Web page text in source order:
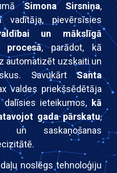
Simona Sirsniņa,
vadītāja, pievērsīsies
un mākslīgā
, parādot, kā
automatizēt uzskaiti un
SavukārtSanta
valdes priekšsēdētāja
dalīsies ieteikumos, kā
gada pārskatu,
un saskaņošanas
noslēgs tehnoloģiju